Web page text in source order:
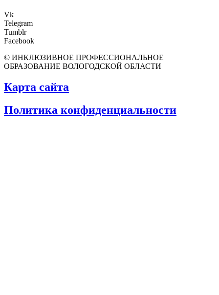
Vk
Telegram
Tumblr
Facebook
© ИНКЛЮЗИВНОЕ ПРОФЕССИОНАЛЬНОЕ
ОБРАЗОВАНИЕ ВОЛОГОДСКОЙ ОБЛАСТИ
Карта сайта
Политика конфиденциальности